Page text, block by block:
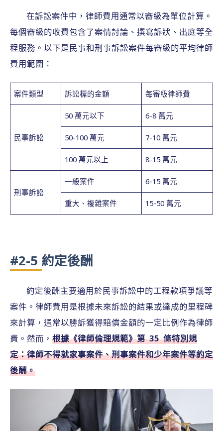
在訴訟案件中，律師費用通常以審級為單位計算。
每個審級的收費包含了案情討論、撰寫訴狀、出庭等全
程服務。以下是民事和刑事訴訟案件每審級的平均律師
費用範圍：
案件類型 訴訟標的金額 每審級律師費
民事訴訟
50 萬元以下 6-8 萬元
50-100 萬元 7-10 萬元
100 萬元以上 8-15 萬元
刑事訴訟
一般案件 6-15 萬元
重大、複雜案件 15-50 萬元
#2-5 約定後酬
約定後酬主要適用於民事訴訟中的工程款項爭議等
案件。律師費用是根據未來訴訟的結果或達成的里程碑
來計算，通常以勝訴獲得賠償金額的一定比例作為律師
費。然而， 根據《律師倫理規範》第 35 條特別規
定：律師不得就家事案件、刑事案件和少年案件等約定
後酬。